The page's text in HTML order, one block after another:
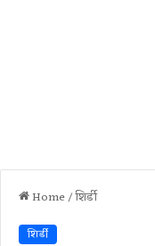
Home/शिर्डी
शिर्डी